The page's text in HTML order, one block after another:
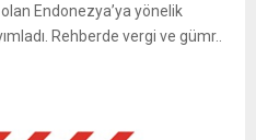
Endonezya’ya yönelik
Rehberde vergi ve gümr..